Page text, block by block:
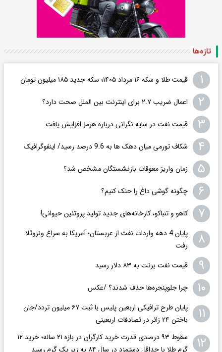
تازه‌ها
۱ قیمت طلا و سکه ۱۶ مرداد ۱۴۰۵؛ سکه جدید ١٨۵ میلیون تومان
۲ اعمال ضریب ۲.۷ برای اینترنت بین الملل صحت دارد؟
۳ قیمت نفت در سایه نگرانی درباره هرمز افزایش یافت
۴ شکاف تورمی میان دهک ها به 9.6 درصد رسید/ اینفوگرافیک
۵ زمان واریز معوقات بازنشستگان مشخص شد؟
۶ چگونه گوشی داغ را حنک کنیم؟
۷ کاهو و تنباکو، کارخانه‌های جدید تولید پروتئین حیوانی!
۸
پایان 4 دهه واردات نفت از عربستان؛ آمریکا به سراغ ونزوئلا
رفت
۹ قیمت نفت برنت به ۸۳ دلار رسید
۱۰ چرا جلوپنجره‌ها حذف شدند؟ /عکس
۱۱
پایان طرح ترافیکی اربعین پلیس با ثبت ۶۷ میلیون تردد/جان
باختن ۲۴ زائر در تصادفات اربعینی
۱۲
سقوط ۹۳ درصدی قدرت خرید کارگران در بازه ۲۱ ساله؛ خرید ۱۲
گرم طلا با حداقل دستمزد در سال ۸۴ به زیر یک گرم رسید